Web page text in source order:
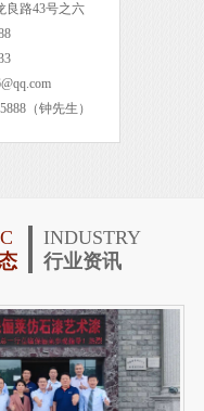
良路43号之六
（钟先生）
INDUSTRY
行业资讯